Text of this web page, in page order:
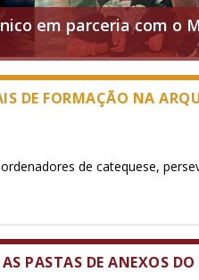
em parceria com o
DE FORMAÇÃO NA
de catequese,
PASTAS DE ANEXOS DO